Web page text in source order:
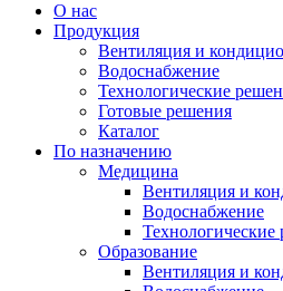
О нас
Продукция
Вентиляция и
Водоснабжение
Технологические
Готовые решения
Каталог
По назначению
Медицина
Вентиляция и
Водоснабжение
Технологические
Образование
Вентиляция и